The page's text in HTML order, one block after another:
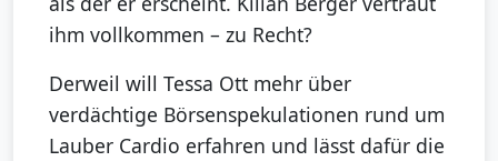
ihm vollkommen – zu Recht?
Derweil will Tessa Ott mehr über
verdächtige Börsenspekulationen rund um
Lauber Cardio erfahren und lässt dafür die